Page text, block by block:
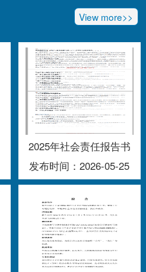
View more>>
2025年社会责任报告书
发布时间：2026-05-25